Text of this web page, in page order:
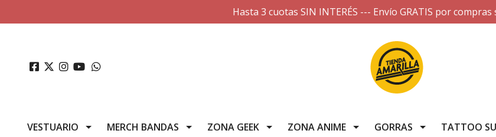
Hasta 3 cuotas SIN INTERÉS --- Envío GRATIS por compras
VESTUARIO MERCH BANDAS ZONA GEEK ZONA ANIME GORRAS TATTOO